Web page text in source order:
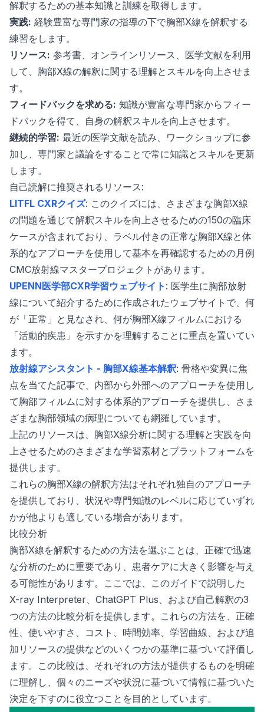
解釈するための基本知識と訓練を取得します。
実践: 経験豊富な専門家の指導の下で胸部X線を解釈する
練習をします。
リソース: 参考書、オンラインリソース、医学文献を利用
して、胸部X線の解釈に関する理解とスキルを向上させま
す。
フィードバックを求める: 知識が豊富な専門家からフィー
ドバックを得て、自身の解釈スキルを向上させます。
継続的学習: 最近の医学文献を読み、ワークショップに参
加し、専門家と議論をすることで常に知識とスキルを更新
します。
自己読解に推奨されるリソース:
LITFL CXRクイズ: このクイズには、さまざまな胸部X線
の問題を通じて解釈スキルを向上させるための150の臨床
ケースが含まれており、ラベル付きの正常な胸部X線と体
系的なアプローチを使用して基本を再確認するための月例
CMC放射線マスタープロジェクトがあります。
UPENN医学部CXR学習ウェブサイト : 医学生に胸部放射
線について紹介するために作成されたウェブサイトで、何
が「正常」と見なされ、何が胸部X線フィルムにおける
「活動的疾患」を示すかを理解することに重点を置いてい
ます。
放射線アシスタント - 胸部X線基本解釈: 骨格や変異に焦
点を当てた記事で、内部から外部へのアプローチを使用し
て胸部フィルムに対する体系的アプローチを提供し、さま
ざまな胸部領域の病理についても網羅しています。
上記のリソースは、胸部X線分析に関する理解と実践を向
上させるためのさまざまな学習素材とプラットフォームを
提供します。
これらの胸部X線の解釈方法はそれぞれ独自のアプローチ
を提供しており、状況や専門知識のレベルに応じていずれ
かが他よりも適している場合があります。
比較分析
胸部X線を解釈するための方法を選ぶことは、正確で迅速
な分析のために重要であり、患者ケアに大きく影響を与え
る可能性があります。ここでは、このガイドで説明した
X-ray Interpreter、ChatGPT Plus、および自己解釈の3
つの方法の比較分析を提供します。これらの方法を、正確
性、使いやすさ、コスト、時間効率、学習曲線、および追
加リソースの提供などのいくつかの基準に基づいて評価し
ます。この比較は、それぞれの方法が提供するものを明確
に理解し、個々のニーズや状況に基づいて情報に基づいた
決定を下すのに役立つことを目的としています。